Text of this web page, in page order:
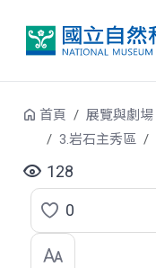
首頁 展覽與劇場
3.岩石主秀區
128
點
選
0